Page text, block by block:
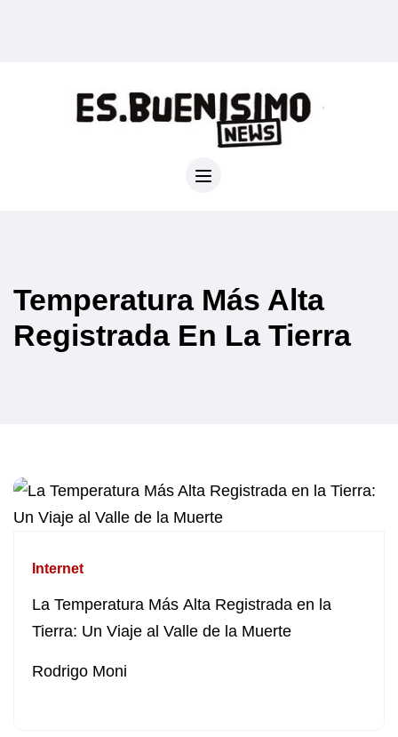
Temperatura Más Alta
Registrada En La Tierra
Internet
La Temperatura Más Alta Registrada en la
Tierra: Un Viaje al Valle de la Muerte
Rodrigo Moni